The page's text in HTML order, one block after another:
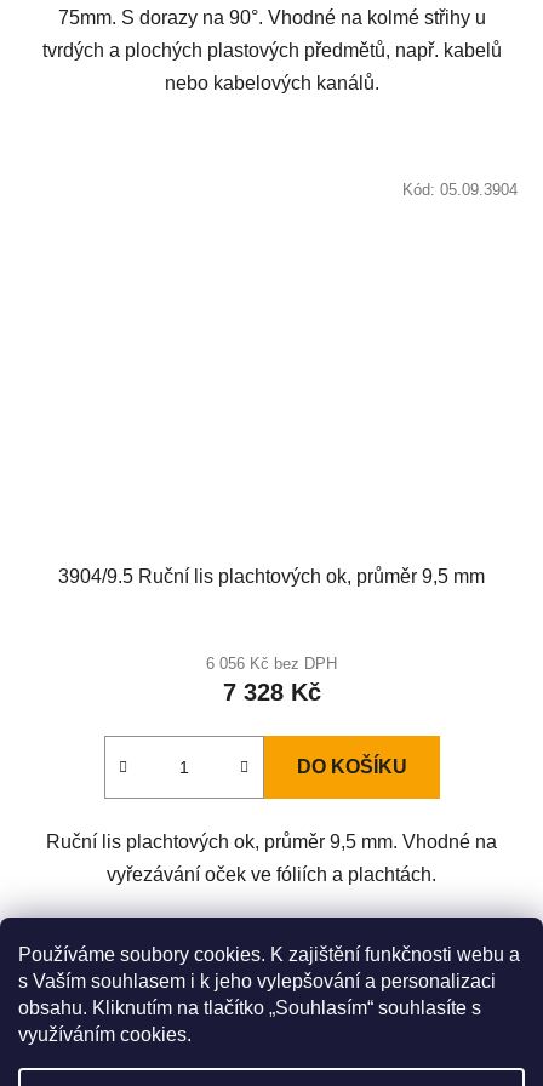
Používáme soubory cookies. K zajištění funkčnosti webu a
s Vaším souhlasem i k jeho vylepšování a personalizaci
obsahu. Kliknutím na tlačítko „Souhlasím“ souhlasíte s
využíváním cookies.
75mm. S dorazy na 90°. Vhodné na kolmé střihy u
tvrdých a plochých plastových předmětů, např. kabelů
nebo kabelových kanálů.
3904/9.5 Ruční lis plachtových ok, průměr 9,5 mm
6 056 Kč bez DPH
7 328 Kč
DO KOŠÍKU
Ruční lis plachtových ok, průměr 9,5 mm. Vhodné na
vyřezávání oček ve fóliích a plachtách.
Kód: 05.09.3904
Zboží.cz Heureka.cz
Original LÖWE Germany
LÖWE na Youtube